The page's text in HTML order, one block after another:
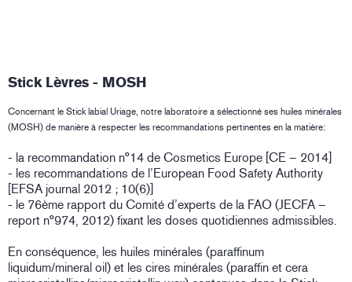
Stick Lèvres - MOSH
Concernant le Stick labial Uriage, notre laboratoire a sélectionné ses huiles minérales
(MOSH) de manière à respecter les recommandations pertinentes en la matière:
- la recommandation n°14 de Cosmetics Europe [CE – 2014]
- les recommandations de l’European Food Safety Authority
[EFSA journal 2012 ; 10(6)]
- le 76ème rapport du Comité d’experts de la FAO (JECFA –
report n°974, 2012) fixant les doses quotidiennes admissibles.
En conséquence, les huiles minérales (paraffinum
liquidum/mineral oil) et les cires minérales (paraffin et cera